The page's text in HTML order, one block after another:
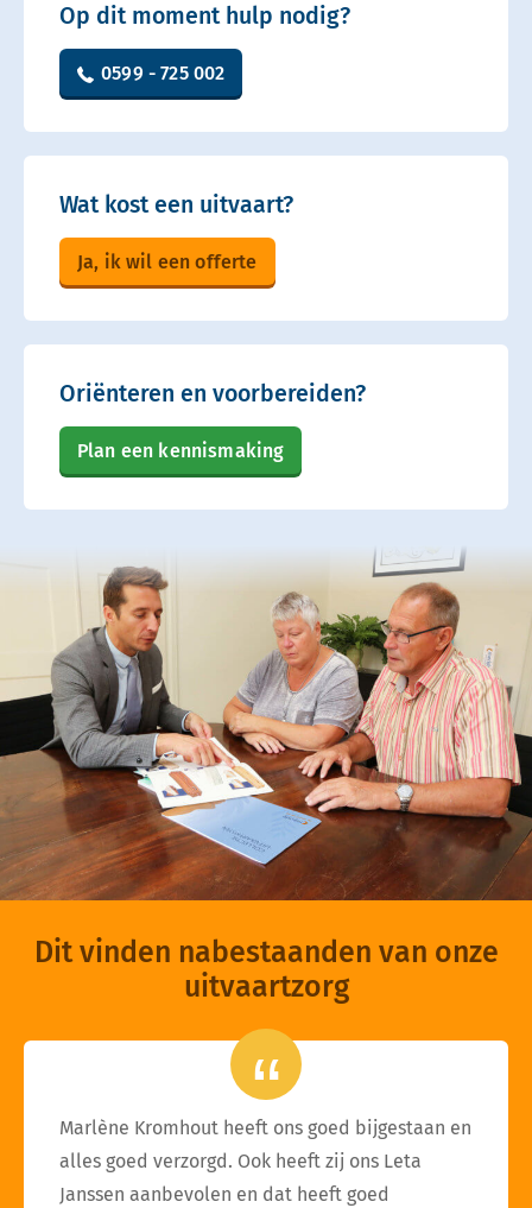
Op dit moment hulp nodig?
0599 - 725 002
Wat kost een uitvaart?
Ja, ik wil een offerte
Oriënteren en voorbereiden?
Plan een kennismaking
Dit vinden nabestaanden van onze
uitvaartzorg
Marlène Kromhout heeft ons goed bijgestaan en
alles goed verzorgd. Ook heeft zij ons Leta
Janssen aanbevolen en dat heeft goed